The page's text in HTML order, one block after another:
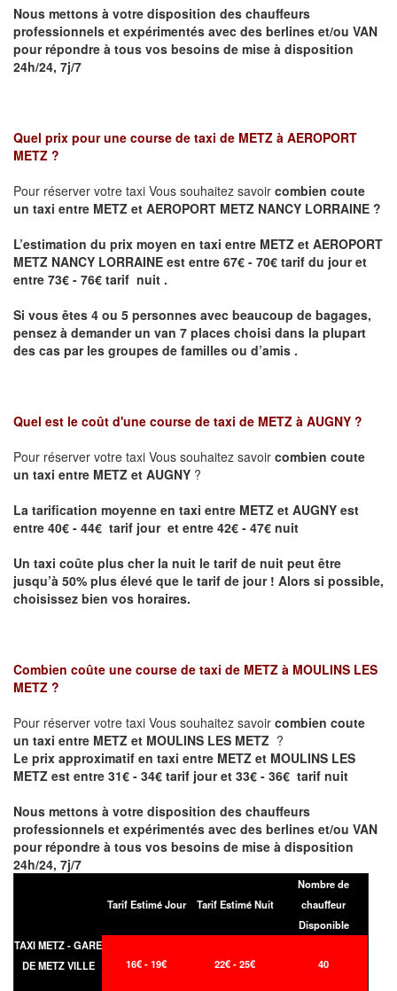
Nous mettons à votre disposition des chauffeurs
professionnels et expérimentés avec des berlines et/ou VAN
pour répondre à tous vos besoins de mise à disposition
24h/24, 7j/7
Quel prix pour une course de taxi de METZ à AEROPORT
METZ ?
Pour réserver votre taxi Vous souhaitez savoir combien coute
un taxi entre METZ et AEROPORT METZ NANCY LORRAINE ?
L’estimation du prix moyen en taxi entre METZ et AEROPORT
METZ NANCY LORRAINE est entre 67€ - 70€ tarif du jour et
entre 73€ - 76€ tarif nuit .
Si vous êtes 4 ou 5 personnes avec beaucoup de bagages,
pensez à demander un van 7 places choisi dans la plupart
des cas par les groupes de familles ou d’amis .
Quel est le coût d'une course de taxi de METZ à AUGNY ?
Pour réserver votre taxi Vous souhaitez savoir combien coute
un taxi entre METZ et AUGNY ?
La tarification moyenne en taxi entre METZ et AUGNY est
entre 40€ - 44€ tarif jour et entre 42€ - 47€ nuit
Un taxi coûte plus cher la nuit le tarif de nuit peut être
jusqu’à 50% plus élevé que le tarif de jour ! Alors si possible,
choisissez bien vos horaires.
Combien coûte une course de taxi de METZ à MOULINS LES
METZ ?
Pour réserver votre taxi Vous souhaitez savoir combien coute
un taxi entre METZ et MOULINS LES METZ ?
Le prix approximatif en taxi entre METZ et MOULINS LES
METZ est entre 31€ - 34€ tarif jour et 33€ - 36€ tarif nuit
Nous mettons à votre disposition des chauffeurs
professionnels et expérimentés avec des berlines et/ou VAN
pour répondre à tous vos besoins de mise à disposition
24h/24, 7j/7
Tarif Estimé Jour Tarif Estimé Nuit
Nombre de
chauffeur
Disponible
TAXI METZ - GARE
DE METZ VILLE
16€ - 19€ 22€ - 25€ 40